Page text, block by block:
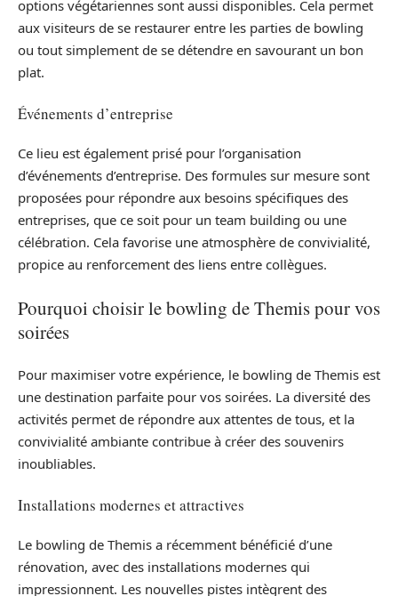
options végétariennes sont aussi disponibles. Cela permet
aux visiteurs de se restaurer entre les parties de bowling
ou tout simplement de se détendre en savourant un bon
plat.
Événements d’entreprise
Ce lieu est également prisé pour l’organisation
d’événements d’entreprise. Des formules sur mesure sont
proposées pour répondre aux besoins spécifiques des
entreprises, que ce soit pour un team building ou une
célébration. Cela favorise une atmosphère de convivialité,
propice au renforcement des liens entre collègues.
Pourquoi choisir le bowling de Themis pour vos
soirées
Pour maximiser votre expérience, le bowling de Themis est
une destination parfaite pour vos soirées. La diversité des
activités permet de répondre aux attentes de tous, et la
convivialité ambiante contribue à créer des souvenirs
inoubliables.
Installations modernes et attractives
Le bowling de Themis a récemment bénéficié d’une
rénovation, avec des installations modernes qui
impressionnent. Les nouvelles pistes intègrent des